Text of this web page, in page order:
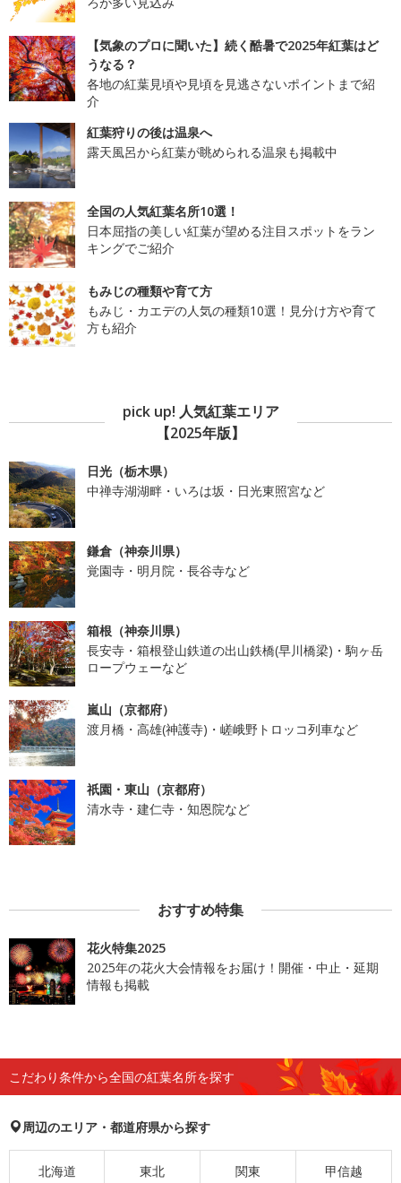
【気象のプロに聞いた】続く酷暑で2025年紅葉はど
うなる？
各地の紅葉見頃や見頃を見逃さないポイントまで紹
介
紅葉狩りの後は温泉へ
露天風呂から紅葉が眺められる温泉も掲載中
全国の人気紅葉名所10選！
日本屈指の美しい紅葉が望める注目スポットをラン
キングでご紹介
もみじの種類や育て方
もみじ・カエデの人気の種類10選！見分け方や育て
方も紹介
pick up! 人気紅葉エリア
【2025年版】
日光（栃木県）
中禅寺湖湖畔・いろは坂・日光東照宮など
鎌倉（神奈川県）
覚園寺・明月院・長谷寺など
箱根（神奈川県）
長安寺・箱根登山鉄道の出山鉄橋(早川橋梁)・駒ヶ岳
ロープウェーなど
嵐山（京都府）
渡月橋・高雄(神護寺)・嵯峨野トロッコ列車など
祇園・東山（京都府）
清水寺・建仁寺・知恩院など
おすすめ特集
花火特集2025
2025年の花火大会情報をお届け！開催・中止・延期
情報も掲載
こだわり条件から全国の紅葉名所を探す
周辺のエリア・都道府県から探す
北海道 東北 関東 甲信越